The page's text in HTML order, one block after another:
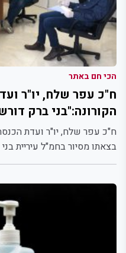
הכי חם באתר
ח"כ עפר שלח, יו"ר
הקורונה:"בני ברק
ח"כ עפר שלח, יו"ר ועדת
בצאתו מסיור בחמ"ל עיריית בני